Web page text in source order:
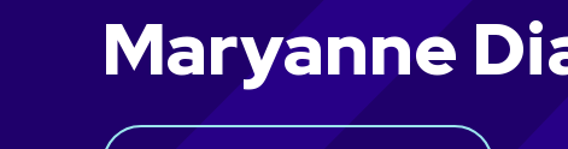
Maryanne